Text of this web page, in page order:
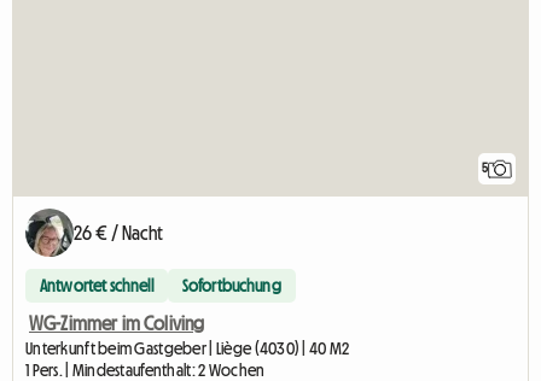
5
26 € / Nacht
Antwortet schnell Sofortbuchung
WG-Zimmer im Coliving
Unterkunft beim Gastgeber | Liège (4030) | 40 M2
1 Pers. | Mindestaufenthalt: 2 Wochen